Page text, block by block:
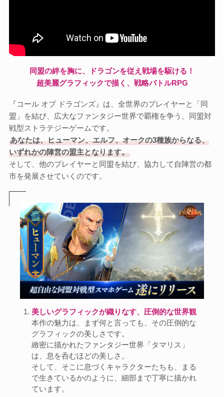
同盟の絆を胸に、ドラゴンを従え戦場を駆ける！
超美麗グラフィックで描く、戦略バトルRPG
『コール オブ ドラゴンズ』は、全世界のプレイヤーと「同
盟」を結び、広大なファンタジー世界で覇権を争う、同盟対
戦型ストラテジーゲームです。
あなたは、ヒューマン、エルフ、オークの3種族からなる、
いずれかの陣営の盟主となります。
そして、他のプレイヤーと同盟を結び、協力して自陣営の都
市を発展させていくのです。
美しいグラフィックが織りなす、圧倒的な世界観
本作の魅力は、まず何と言っても、その圧倒的な
グラフィックの美しさです。
緻密に描かれたファンタジー世界「タマリス」
は、息を呑むほどの美しさ。
そして、そこに息づくキャラクターたちも、まる
で生きているかのように、細部まで丁寧に描かれ
ています。